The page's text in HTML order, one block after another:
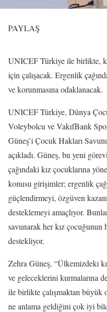
PAYLAŞ
UNICEF Türkiye ile birlikte,
için çalışacak. Ergenlik
ve korunmasına odaklanacak.
UNICEF Türkiye, Dünya
Voleybolcu ve VakıfBank
Güneş’i Çocuk Hakları
açıkladı. Güneş, bu yeni
çağındaki kız çocuklarına
konusu girişimler; ergenlik
güçlendirmeyi, özgüven
desteklemeyi amaçlıyor.
savunarak her kız
destekliyor.
Zehra Güneş, “Ülkemizdeki
ve geleceklerini kurmalarına
ile birlikte çalışmaktan büyük
ne anlama geldiğini çok iyi